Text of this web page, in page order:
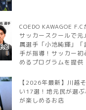
COEDO KAWAGOE
サッカースクールで元
属選手「小池純輝」「
手が指導！サッカー初
めるプログラムを提供
【2026年最新】川越
い17選！地元民が選
が楽しめるお店